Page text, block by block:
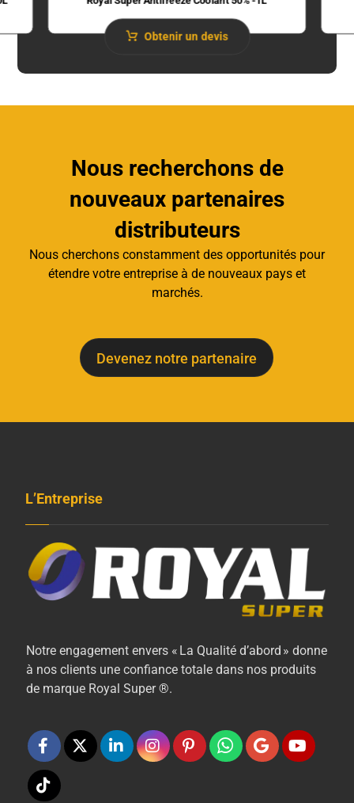
Obtenir un devis
Nous recherchons de
nouveaux partenaires
distributeurs
Nous cherchons constamment des opportunités pour
étendre votre entreprise à de nouveaux pays et
marchés.
Devenez notre partenaire
L’Entreprise
Notre engagement envers « La Qualité d’abord » donne
à nos clients une confiance totale dans nos produits
de marque Royal Super ®.